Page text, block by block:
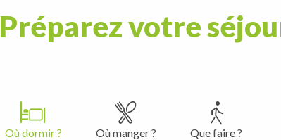
Préparez votre
Où dormir ? Où manger ? Que faire ?